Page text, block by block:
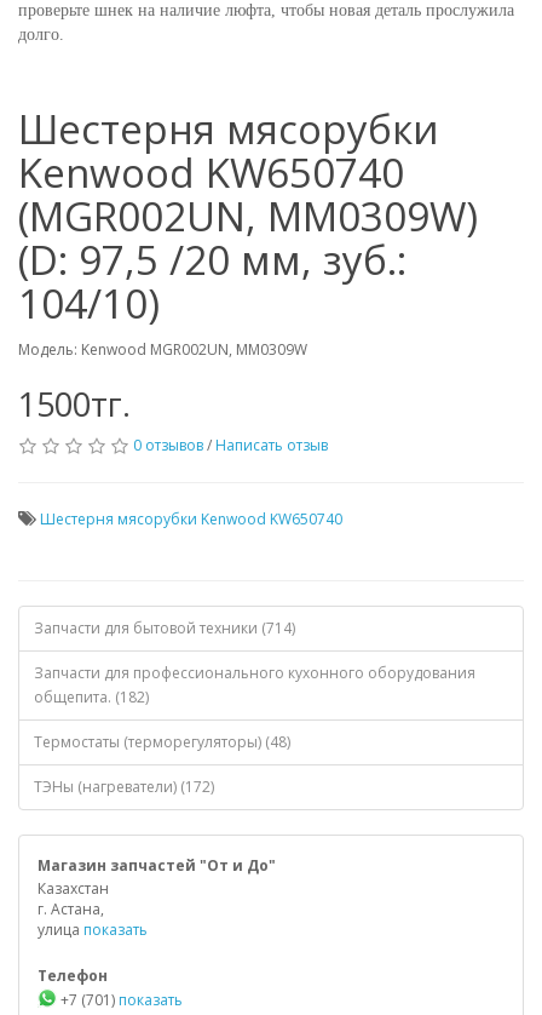
проверьте шнек на наличие люфта, чтобы новая деталь прослужила
долго.
Шестерня мясорубки
Kenwood KW650740
(MGR002UN, MM0309W)
(D: 97,5 /20 мм, зуб.:
104/10)
Модель: Kenwood MGR002UN, MM0309W
1500тг.
0 отзывов/ Написать отзыв
Шестерня мясорубки Kenwood KW650740
Запчасти для бытовой техники (714)
Запчасти для профессионального кухонного оборудования
общепита. (182)
Термостаты (терморегуляторы) (48)
ТЭНы (нагреватели) (172)
Магазин запчастей "От и До"
Казахстан
г. Астана,
улица показать
Телефон
+7 (701) показать